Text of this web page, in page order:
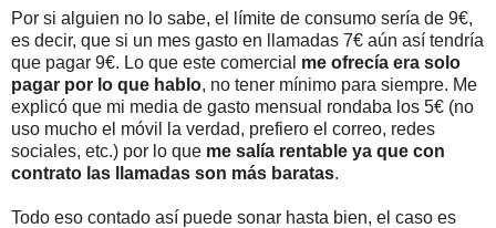
Por si alguien no lo sabe, el límite de consumo sería de 9€,
es decir, que si un mes gasto en llamadas 7€ aún así tendría
que pagar 9€. Lo que este comercial me ofrecía era solo
pagar por lo que hablo, no tener mínimo para siempre. Me
explicó que mi media de gasto mensual rondaba los 5€ (no
uso mucho el móvil la verdad, prefiero el correo, redes
sociales, etc.) por lo que me salía rentable ya que con
contrato las llamadas son más baratas.
Todo eso contado así puede sonar hasta bien, el caso es